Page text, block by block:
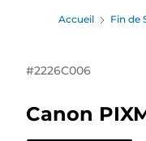
Accueil Fin de
#2226C006
Canon